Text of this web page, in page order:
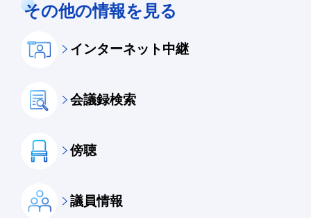
その他の情報を見る
インターネット中継
会議録検索
傍聴
議員情報